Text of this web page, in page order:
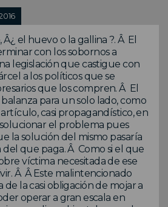
el huevo o la gallina ?. Â El
con los sobornos a
legislación que castigue con
a los políticos que se
que los compren. Â El
para un solo lado, como
casi propagandístico, en
el problema pues
la solución del mismo pasaría
que paga. Â Como si el que
víctima necesitada de ese
Â Â Este malintencionado
la casi obligación de mojar a
operar a gran escala en